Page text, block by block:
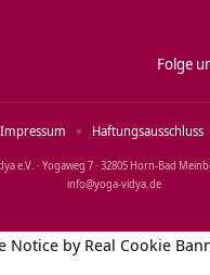
Folge
e.V. · Yogaweg 7 · 32805 Horn‑Bad
info@yoga‑vidya.de
Impressum Haftungsausschluss
Notice by Real Cookie